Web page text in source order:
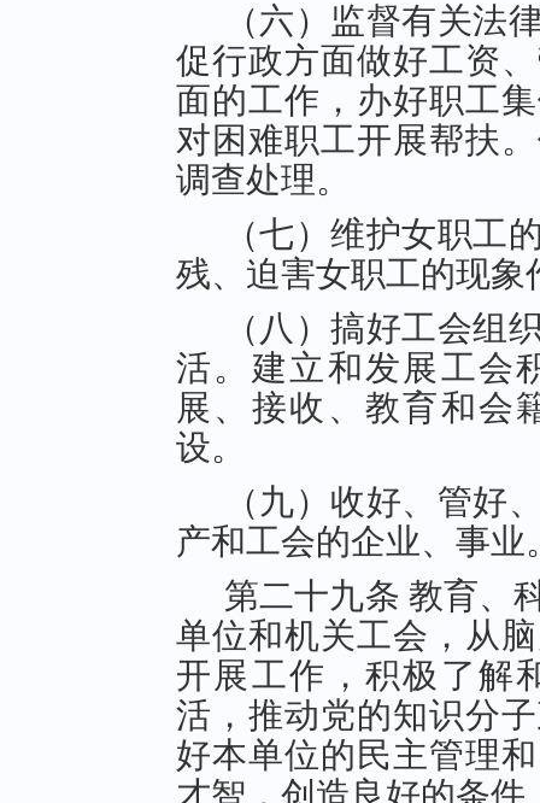
（六）监督有关法
促行政方面做好工资
面的工作，办好职工
对困难职工开展帮扶
调查处理。
（七）维护女职工
残、迫害女职工的现象
（八）搞好工会组
活。建立和发展工会
展、接收、教育和会
设。
（九）收好、管好
产和工会的企业、事业
第二十九条 教育、
单位和机关工会，从
开展工作，积极了解
活，推动党的知识分
好本单位的民主管理
才智，创造良好的条件